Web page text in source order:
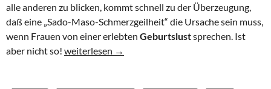
alle anderen zu blicken, kommt schnell zu der Überzeugung,
daß eine „Sado-Maso-Schmerzgeilheit“ die Ursache sein muss,
wenn Frauen von einer erlebten Geburtslustsprechen. Ist
aber nicht so! Lustvoll Leben schenken: GEBURTSLUST
weiterlesen →